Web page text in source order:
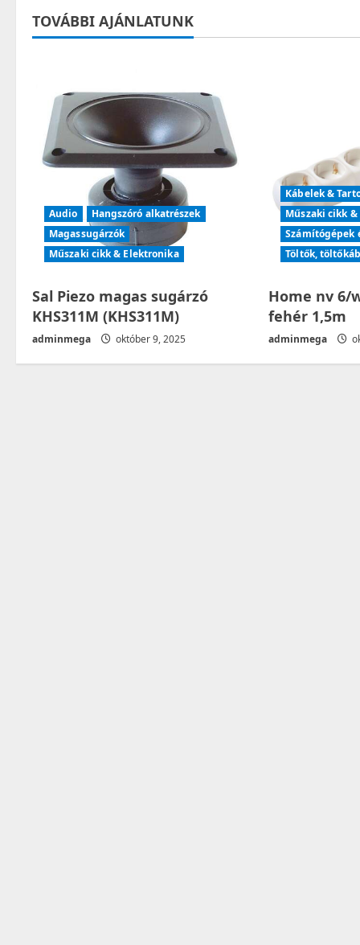
n
g
a
o
n
TOVÁBBI AJÁNLATUNK
Audio
Hangszóró alkatrészek
Magassugárzók
Műszaki cikk & Elektronika
Sal Piezo magas sugárzó
KHS311M (KHS311M)
adminmega október 9, 2025
Kábelek &
Műszaki cikk
Számítógépek
Töltők,
Home nv 6/
fehér 1,5m
adminmega